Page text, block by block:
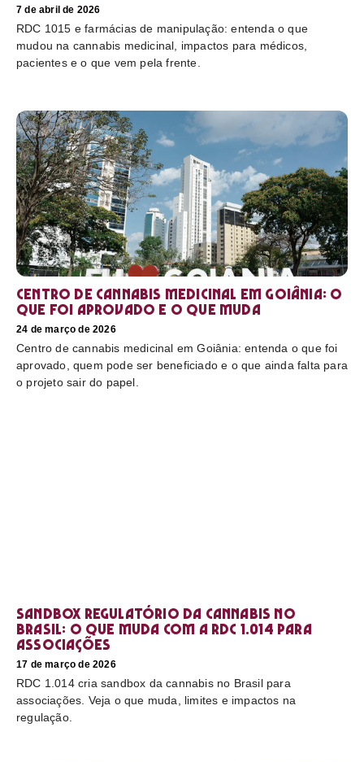
7 de abril de 2026
RDC 1015 e farmácias de manipulação: entenda o que
mudou na cannabis medicinal, impactos para médicos,
pacientes e o que vem pela frente.
Centro de cannabis medicinal em Goiânia: o
que foi aprovado e o que muda
24 de março de 2026
Centro de cannabis medicinal em Goiânia: entenda o que foi
aprovado, quem pode ser beneficiado e o que ainda falta para
o projeto sair do papel.
Sandbox regulatório da cannabis no
Brasil: o que muda com a RDC 1.014 para
associações
17 de março de 2026
RDC 1.014 cria sandbox da cannabis no Brasil para
associações. Veja o que muda, limites e impactos na
regulação.